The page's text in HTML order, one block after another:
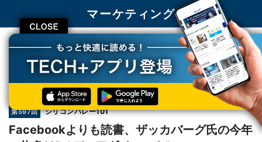
CLOSE
マーケティング
TECH+ 企業IT
マーケティング
Facebookよりも読書、ザッカバーグ氏の今年の抱負は"メディアダイエット"
第597回 シリコンバレー101
Facebookよりも読書、ザッカバーグ氏の今年